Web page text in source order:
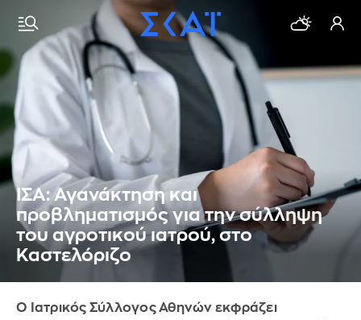
ΙΣΑ: Αγανάκτηση και
προβληματισμός για την σύλληψη
του αγροτικού ιατρού, στο
Καστελόριζο
Ο Ιατρικός Σύλλογος Αθηνών εκφράζει